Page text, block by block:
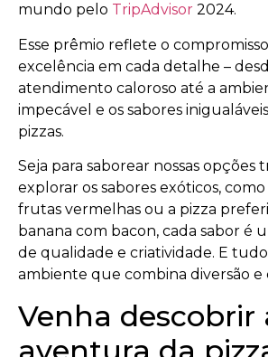
mundo pelo TripAdvisor 2024.
Esse prêmio reflete o
excelência em cada detalhe –
atendimento caloroso até a
impecável e os sabores
pizzas.
Seja para saborear nossas opções
explorar os sabores exóticos,
frutas vermelhas ou a pizza
banana com bacon, cada sabor é
de qualidade e criatividade. E
ambiente que combina diversão e
Venha descobrir
aventura da